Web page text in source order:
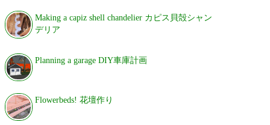
Making a capiz shell chandelier カピス貝殻シャン
デリア
Planning a garage DIY車庫計画
Flowerbeds! 花壇作り